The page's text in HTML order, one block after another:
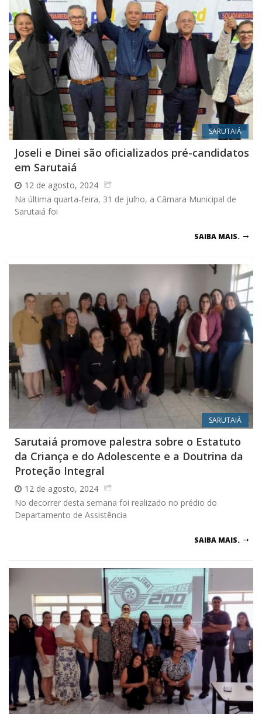
SARUTAIÁ
Joseli e Dinei são oficializados pré-candidatos
em Sarutaiá
12 de agosto, 2024
Na última quarta-feira, 31 de julho, a Câmara Municipal de
Sarutaiá foi
SAIBA MAIS.
SARUTAIÁ
Sarutaiá promove palestra sobre o Estatuto
da Criança e do Adolescente e a Doutrina da
Proteção Integral
12 de agosto, 2024
No decorrer desta semana foi realizado no prédio do
Departamento de Assistência
SAIBA MAIS.